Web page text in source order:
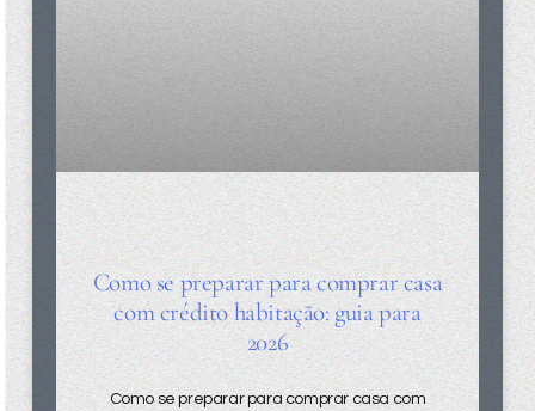
Como se preparar para comprar casa
com crédito habitação: guia para
2026
Como se preparar para comprar casa com